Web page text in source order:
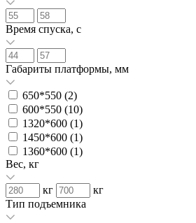
Время спуска, с
Габариты платформы, мм
650*550 (2)
600*550 (10)
1320*600 (1)
1450*600 (1)
1360*600 (1)
Вес, кг
кг
кг
Тип подъемника